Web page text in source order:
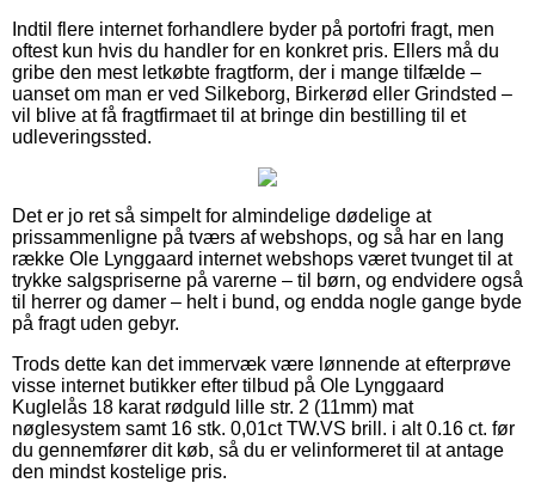
Indtil flere internet forhandlere byder på portofri fragt, men
oftest kun hvis du handler for en konkret pris. Ellers må du
gribe den mest letkøbte fragtform, der i mange tilfælde –
uanset om man er ved Silkeborg, Birkerød eller Grindsted –
vil blive at få fragtfirmaet til at bringe din bestilling til et
udleveringssted.
Det er jo ret så simpelt for almindelige dødelige at
prissammenligne på tværs af webshops, og så har en lang
række Ole Lynggaard internet webshops været tvunget til at
trykke salgspriserne på varerne – til børn, og endvidere også
til herrer og damer – helt i bund, og endda nogle gange byde
på fragt uden gebyr.
Trods dette kan det immervæk være lønnende at efterprøve
visse internet butikker efter tilbud på Ole Lynggaard
Kuglelås 18 karat rødguld lille str. 2 (11mm) mat
nøglesystem samt 16 stk. 0,01ct TW.VS brill. i alt 0.16 ct. før
du gennemfører dit køb, så du er velinformeret til at antage
den mindst kostelige pris.